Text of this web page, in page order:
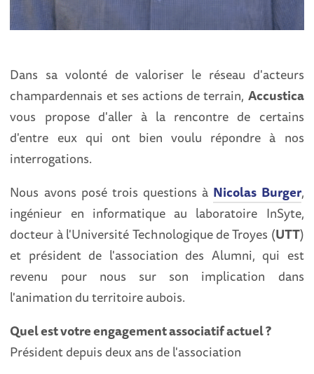
Dans sa volonté de valoriser le réseau d'acteurs
champardennais et ses actions de terrain, Accustica
vous propose d'aller à la rencontre de certains
d'entre eux qui ont bien voulu répondre à nos
interrogations.
Nous avons posé trois questions à Nicolas Burger,
ingénieur en informatique au laboratoire InSyte,
docteur à l'Université Technologique de Troyes (UTT)
et président de l'association des Alumni, qui est
revenu pour nous sur son implication dans
l'animation du territoire aubois.
Quel est votre engagement associatifactuel ?
Président depuis deux ans de l'association